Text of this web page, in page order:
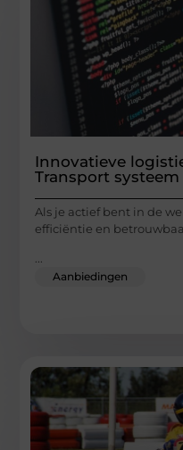
Innovatieve
Transport systeem
Als je actief bent in de
efficiëntie en
...
Aanbiedingen